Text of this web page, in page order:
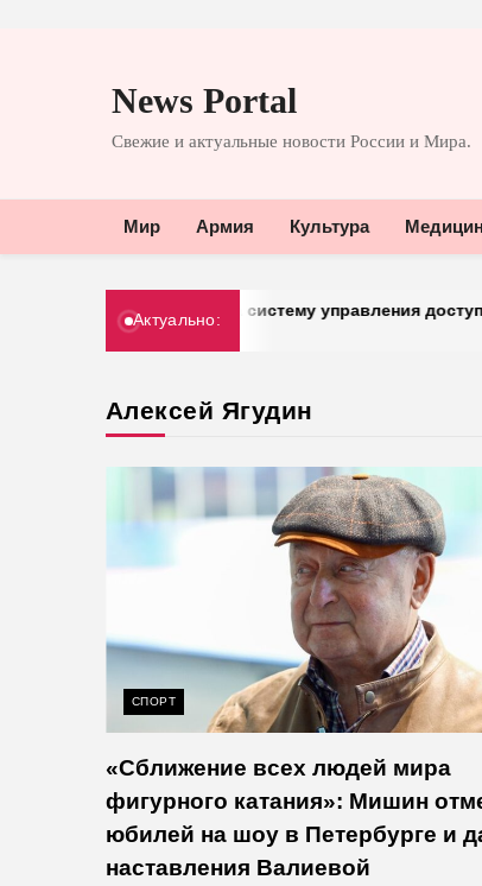
News Portal
Свежие и актуальные новости России и Мира.
Мир Армия Культура
Актуально:
перешел на систему управления доступом от
Алексей Ягудин
СПОРТ
«Сближение всех людей мира
фигурного катания»: Мишин
юбилей на шоу в Петербурге и
наставления Валиевой